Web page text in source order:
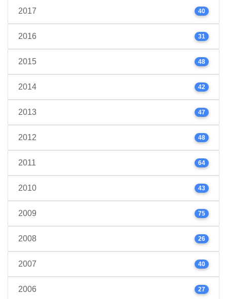
2017 40
2016 31
2015 48
2014 42
2013 47
2012 48
2011 64
2010 43
2009 75
2008 26
2007 40
2006 27